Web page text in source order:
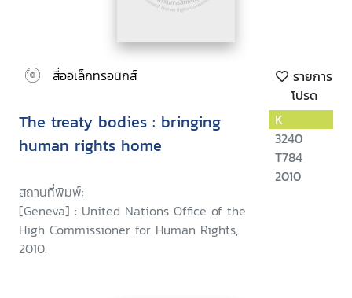
สื่ออิเล็กทรอนิกส์
รายการ
โปรด
The treaty bodies : bringing
human rights home
สถานที่พิมพ์:
[Geneva] : United Nations Office of the
High Commissioner for Human Rights,
2010.
K
3240
T784
2010